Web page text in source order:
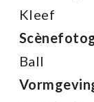
Kleef
Ball